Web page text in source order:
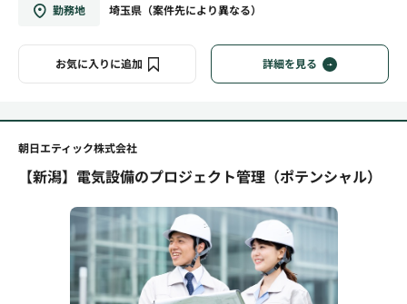
勤務地 埼玉県（案件先により異なる）
お気に入りに追加 詳細を見る
朝日エティック株式会社
【新潟】電気設備のプロジェクト管理（ポテンシャル）